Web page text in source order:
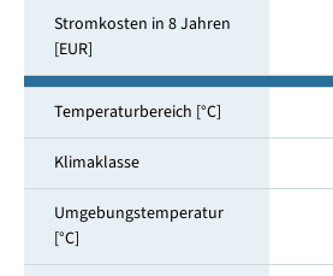
Stromkosten in 8 Jahren
[EUR]
Temperaturbereich [°C]
Klimaklasse
Umgebungstemperatur
[°C]